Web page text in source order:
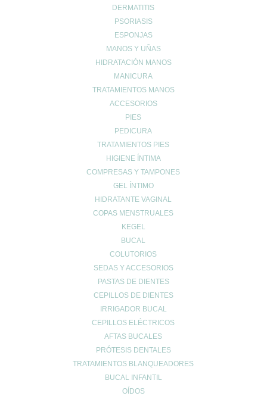
DERMATITIS
PSORIASIS
ESPONJAS
MANOS Y UÑAS
HIDRATACIÓN MANOS
MANICURA
TRATAMIENTOS MANOS
ACCESORIOS
PIES
PEDICURA
TRATAMIENTOS PIES
HIGIENE ÍNTIMA
COMPRESAS Y TAMPONES
GEL ÍNTIMO
HIDRATANTE VAGINAL
COPAS MENSTRUALES
KEGEL
BUCAL
COLUTORIOS
SEDAS Y ACCESORIOS
PASTAS DE DIENTES
CEPILLOS DE DIENTES
IRRIGADOR BUCAL
CEPILLOS ELÉCTRICOS
AFTAS BUCALES
PRÓTESIS DENTALES
TRATAMIENTOS BLANQUEADORES
BUCAL INFANTIL
OÍDOS
UBICACIÓN